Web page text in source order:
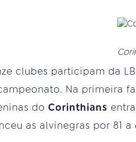
clubes participam da
Na primeira
do Corinthians
as alvinegras por 81 a